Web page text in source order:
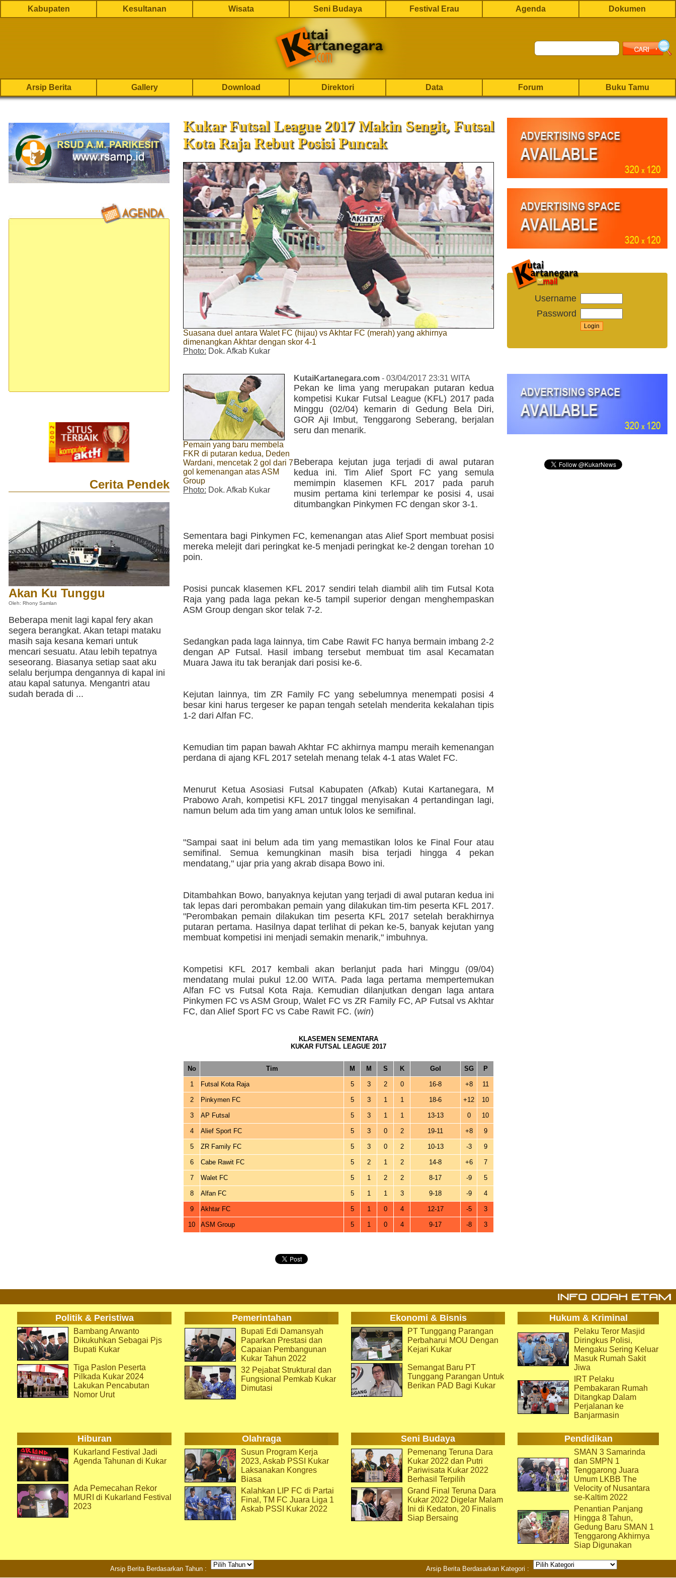
Kabupaten Kesultanan Wisata Seni Budaya Festival Erau Agenda Dokumen
Arsip Berita Gallery Download Direktori Data Forum Buku Tamu
Cerita Pendek
Akan Ku Tunggu
Oleh: Rhony Samlan
Beberapa menit lagi kapal fery akan
segera berangkat. Akan tetapi mataku
masih saja kesana kemari untuk
mencari sesuatu. Atau lebih tepatnya
seseorang. Biasanya setiap saat aku
selalu berjumpa dengannya di kapal ini
atau kapal satunya. Mengantri atau
sudah berada di ...
Kukar Futsal League 2017 Makin Sengit, Futsal
Kota Raja Rebut Posisi Puncak
Suasana duel antara Walet FC (hijau) vs Akhtar FC (merah) yang akhirnya
dimenangkan Akhtar dengan skor 4-1
Photo: Dok. Afkab Kukar
Pemain yang baru membela
FKR di putaran kedua, Deden
Wardani, mencetak 2 gol dari 7
gol kemenangan atas ASM
Group
Photo: Dok. Afkab Kukar
KutaiKartanegara.com - 03/04/2017 23:31 WITA
Pekan ke lima yang merupakan putaran kedua
kompetisi Kukar Futsal League (KFL) 2017 pada
Minggu (02/04) kemarin di Gedung Bela Diri,
GOR Aji Imbut, Tenggarong Seberang, berjalan
seru dan menarik.
Beberapa kejutan juga terjadi di awal putaran
kedua ini. Tim Alief Sport FC yang semula
memimpin klasemen KFL 2017 pada paruh
musim pertama kini terlempar ke posisi 4, usai
ditumbangkan Pinkymen FC dengan skor 3-1.
Sementara bagi Pinkymen FC, kemenangan atas Alief Sport membuat posisi
mereka melejit dari peringkat ke-5 menjadi peringkat ke-2 dengan torehan 10
poin.
Posisi puncak klasemen KFL 2017 sendiri telah diambil alih tim Futsal Kota
Raja yang pada laga pekan ke-5 tampil superior dengan menghempaskan
ASM Group dengan skor telak 7-2.
Sedangkan pada laga lainnya, tim Cabe Rawit FC hanya bermain imbang 2-2
dengan AP Futsal. Hasil imbang tersebut membuat tim asal Kecamatan
Muara Jawa itu tak beranjak dari posisi ke-6.
Kejutan lainnya, tim ZR Family FC yang sebelumnya menempati posisi 4
besar kini harus tergeser ke papan tengah setelah menderita kekalahan tipis
1-2 dari Alfan FC.
Kemudian tim papan bawah Akhtar FC akhirnya mampu meraih kemenangan
perdana di ajang KFL 2017 setelah menang telak 4-1 atas Walet FC.
Menurut Ketua Asosiasi Futsal Kabupaten (Afkab) Kutai Kartanegara, M
Prabowo Arah, kompetisi KFL 2017 tinggal menyisakan 4 pertandingan lagi,
namun belum ada tim yang aman untuk lolos ke semifinal.
"Sampai saat ini belum ada tim yang memastikan lolos ke Final Four atau
semifinal. Semua kemungkinan masih bisa terjadi hingga 4 pekan
mendatang," ujar pria yang akrab disapa Bowo ini.
Ditambahkan Bowo, banyaknya kejutan yang terjadi di awal putaran kedua ini
tak lepas dari perombakan pemain yang dilakukan tim-tim peserta KFL 2017.
"Perombakan pemain dilakukan tim peserta KFL 2017 setelah berakhirnya
putaran pertama. Hasilnya dapat terlihat di pekan ke-5, banyak kejutan yang
membuat kompetisi ini menjadi semakin menarik," imbuhnya.
Kompetisi KFL 2017 kembali akan berlanjut pada hari Minggu (09/04)
mendatang mulai pukul 12.00 WITA. Pada laga pertama mempertemukan
Alfan FC vs Futsal Kota Raja. Kemudian dilanjutkan dengan laga antara
Pinkymen FC vs ASM Group, Walet FC vs ZR Family FC, AP Futsal vs Akhtar
FC, dan Alief Sport FC vs Cabe Rawit FC. (win)
KLASEMEN SEMENTARA
KUKAR FUTSAL LEAGUE 2017
No Tim M M S K Gol SG P
1 Futsal Kota Raja 5 3 2 0 16-8 +8 11
2 Pinkymen FC 5 3 1 1 18-6 +12 10
3 AP Futsal 5 3 1 1 13-13 0 10
4 Alief Sport FC 5 3 0 2 19-11 +8 9
5 ZR Family FC 5 3 0 2 10-13 -3 9
6 Cabe Rawit FC 5 2 1 2 14-8 +6 7
7 Walet FC 5 1 2 2 8-17 -9 5
8 Alfan FC 5 1 1 3 9-18 -9 4
9 Akhtar FC 5 1 0 4 12-17 -5 3
10 ASM Group 5 1 0 4 9-17 -8 3
Username
Password
Politik & Peristiwa Pemerintahan Ekonomi & Bisnis Hukum & Kriminal
Bambang Arwanto
Dikukuhkan Sebagai Pjs
Bupati Kukar
Tiga Paslon Peserta
Pilkada Kukar 2024
Lakukan Pencabutan
Nomor Urut
Bupati Edi Damansyah
Paparkan Prestasi dan
Capaian Pembangunan
Kukar Tahun 2022
32 Pejabat Struktural dan
Fungsional Pemkab Kukar
Dimutasi
PT Tunggang Parangan
Perbaharui MOU Dengan
Kejari Kukar
Semangat Baru PT
Tunggang Parangan Untuk
Berikan PAD Bagi Kukar
Pelaku Teror Masjid
Diringkus Polisi,
Mengaku Sering Keluar
Masuk Rumah Sakit
Jiwa
IRT Pelaku
Pembakaran Rumah
Ditangkap Dalam
Perjalanan ke
Banjarmasin
Hiburan Olahraga Seni Budaya Pendidikan
Kukarland Festival Jadi
Agenda Tahunan di Kukar
Ada Pemecahan Rekor
MURI di Kukarland Festival
2023
Susun Program Kerja
2023, Askab PSSI Kukar
Laksanakan Kongres
Biasa
Kalahkan LIP FC di Partai
Final, TM FC Juara Liga 1
Askab PSSI Kukar 2022
Pemenang Teruna Dara
Kukar 2022 dan Putri
Pariwisata Kukar 2022
Berhasil Terpilih
Grand Final Teruna Dara
Kukar 2022 Digelar Malam
Ini di Kedaton, 20 Finalis
Siap Bersaing
SMAN 3 Samarinda
dan SMPN 1
Tenggarong Juara
Umum LKBB The
Velocity of Nusantara
se-Kaltim 2022
Penantian Panjang
Hingga 8 Tahun,
Gedung Baru SMAN 1
Tenggarong Akhirnya
Siap Digunakan
Arsip Berita Berdasarkan Tahun : Arsip Berita Berdasarkan Kategori :